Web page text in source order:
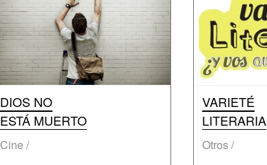
DIOS NO
ESTÁ MUERTO
Cine /
VARIETÉ
LITERARIA
Otros /